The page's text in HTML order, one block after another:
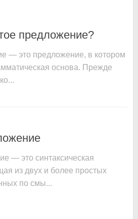
предложение?
— это предложение, в котором
основа. Прежде
— это синтаксическая
из двух и более простых
по смы...